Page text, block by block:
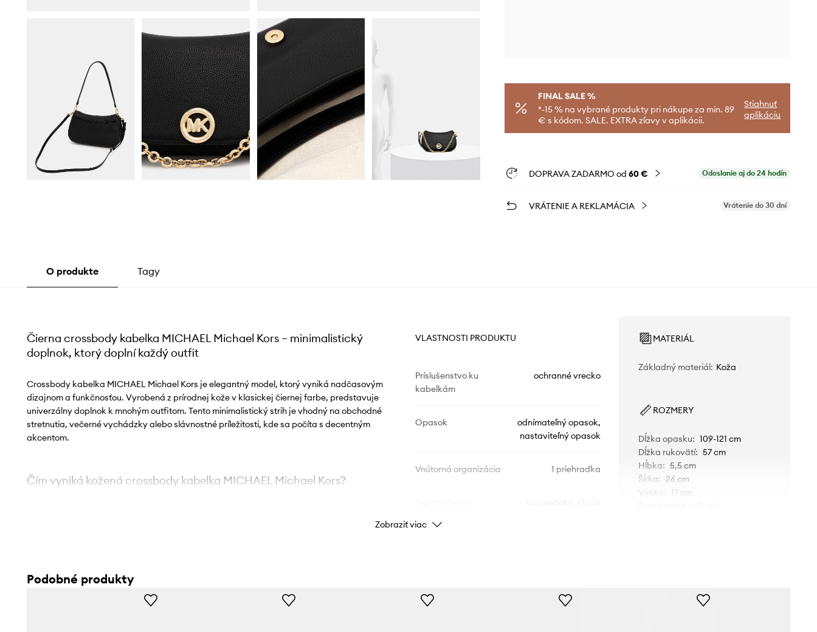
FINAL SALE %
*-15 % na vybrané produkty pri nákupe za min. 89
€ s kódom. SALE. EXTRA zľavy v aplikácii.
Stiahnuť
aplikáciu
DOPRAVA ZADARMO od 60 € Odoslanie aj do 24 hodín
VRÁTENIE A REKLAMÁCIA Vrátenie do 30 dní
O produkte Tagy
Čierna crossbody kabelka MICHAEL Michael Kors – minimalistický
doplnok, ktorý doplní každý outfit
Crossbody kabelka MICHAEL Michael Kors je elegantný model, ktorý vyniká nadčasovým
dizajnom a funkčnosťou. Vyrobená z prírodnej kože v klasickej čiernej farbe, predstavuje
univerzálny doplnok k mnohým outfitom. Tento minimalistický strih je vhodný na obchodné
stretnutia, večerné vychádzky alebo slávnostné príležitosti, kde sa počíta s decentným
akcentom.
Čím vyniká kožená crossbody kabelka MICHAEL Michael Kors?
Klasický a minimalistický dizajn
od formálnych po ležérne
VLASTNOSTI PRODUKTU
Príslušenstvo ku
kabelkám
ochranné vrecko
Opasok
odnímateľný opasok,
nastaviteľný opasok
Vnútorná organizácia 1 priehradka
MATERIÁL
Základný materiál: Koža
ROZMERY
Dĺžka opasku: 109-121 cm
Dĺžka rukovätí: 57 cm
Hĺbka: 5,5 cm
Šírka: 26 cm
Výška
17 cm
Počet vnútorných vreciek
Zobraziť viac
Podobné produkty